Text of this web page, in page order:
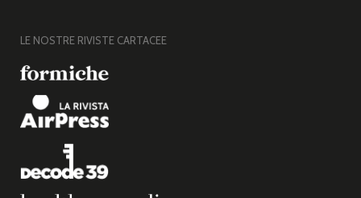
LE NOSTRE RIVISTE CARTACEE